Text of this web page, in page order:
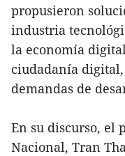
propusieron
industria
la economía
ciudadanía
demandas de
En su discurso, el
Nacional, Tran